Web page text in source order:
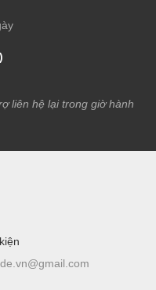
liên hệ lại trong giờ hành